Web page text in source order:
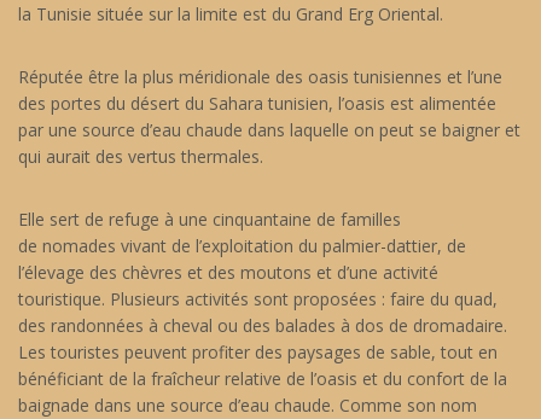
la Tunisie située sur la limite est du Grand Erg Oriental.
Réputée être la plus méridionale des oasis tunisiennes et l’une
des portes du désert du Sahara tunisien, l’oasis est alimentée
par une source d’eau chaude dans laquelle on peut se baigner et
qui aurait des vertus thermales.
Elle sert de refuge à une cinquantaine de familles
de nomades vivant de l’exploitation du palmier-dattier, de
l’élevage des chèvres et des moutons et d’une activité
touristique. Plusieurs activités sont proposées : faire du quad,
des randonnées à cheval ou des balades à dos de dromadaire.
Les touristes peuvent profiter des paysages de sable, tout en
bénéficiant de la fraîcheur relative de l’oasis et du confort de la
baignade dans une source d’eau chaude. Comme son nom